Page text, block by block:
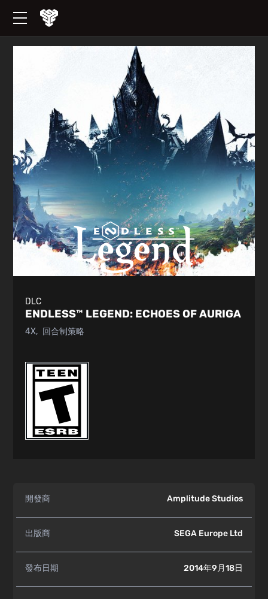
DLC
ENDLESS™ LEGEND: ECHOES OF AURIGA
4X 回合制策略
開發商 Amplitude Studios
出版商 SEGA Europe Ltd
發布日期 2014年9月18日